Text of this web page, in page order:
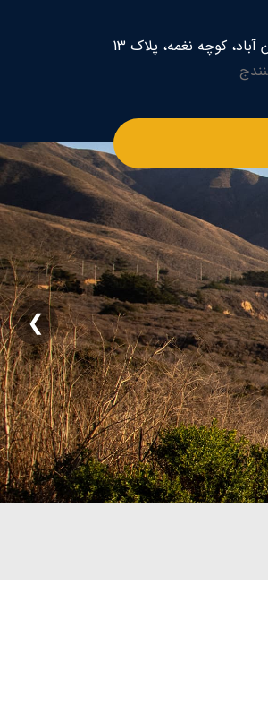
کوچه نغمه، پلاک 13
❯